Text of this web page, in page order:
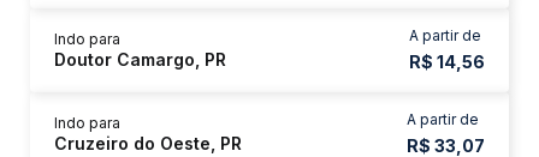
A partir de
R$ 14,56
Indo para
Doutor Camargo, PR
A partir de
R$ 33,07
Indo para
Cruzeiro do Oeste, PR